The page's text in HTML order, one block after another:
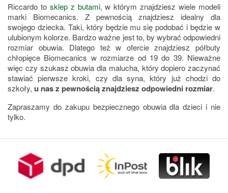
Riccardo to sklep z butami, w którym znajdziesz wiele modeli
marki Biomecanics. Z pewnością znajdziesz idealny dla
swojego dziecka. Taki, który będzie mu się podobać i będzie w
ulubionym kolorze. Bardzo ważne jest to, by wybrać odpowiedni
rozmiar obuwia. Dlatego też w ofercie znajdziesz półbuty
chłopięce Biomecanics w rozmiarze od 19 do 39. Nieważne
więc czy szukasz obuwia dla malucha, który dopiero zaczynać
stawiać pierwsze kroki, czy dla syna, który już chodzi do
szkoły, u nas z pewnością znajdziesz odpowiedni rozmiar.
Zapraszamy do zakupu bezpiecznego obuwia dla dzieci i nie
tylko.